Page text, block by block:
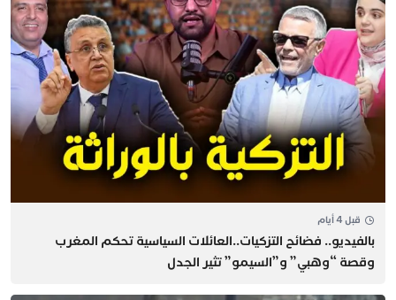
قبل 4 أيام
بالفيديو.. فضائح التزكيات..العائلات السياسية تحكم المغرب
وقصة “وهبي” و”السيمو” تثير الجدل